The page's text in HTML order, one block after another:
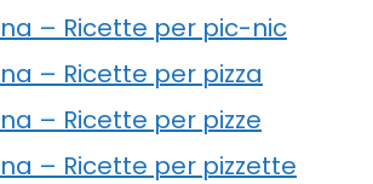
– Ricette per pic-nic
– Ricette per pizza
– Ricette per pizze
– Ricette per pizzette